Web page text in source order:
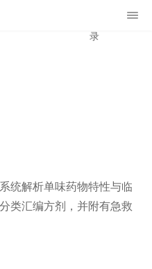
录
统解析单味药物特性与临
类汇编方剂，并附有急救